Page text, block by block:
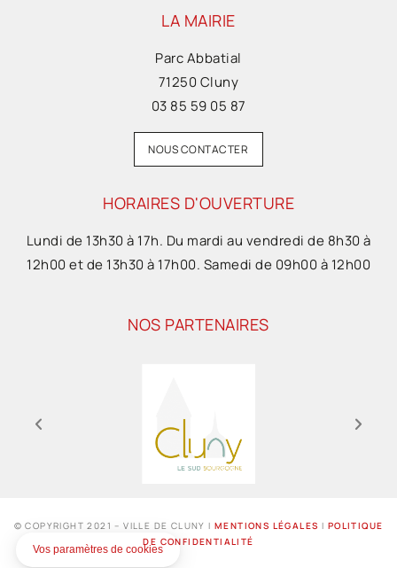
LA MAIRIE
Parc Abbatial
71250 Cluny
03 85 59 05 87
NOUS CONTACTER
HORAIRES D'OUVERTURE
Lundi de 13h30 à 17h. Du mardi au vendredi de 8h30 à
12h00 et de 13h30 à 17h00. Samedi de 09h00 à 12h00
NOS PARTENAIRES
© COPYRIGHT 2021 – VILLE DE CLUNY IMENTIONS LÉGALES I POLITIQUE
DE CONFIDENTIALITÉ